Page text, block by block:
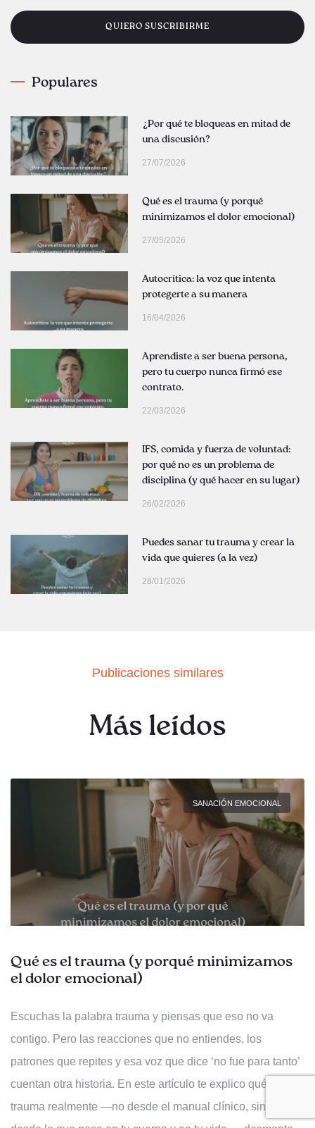
QUIERO SUSCRIBIRME
Populares
¿Por qué te bloqueas en mitad de
una discusión?
27/07/2026
Qué es el trauma (y porqué
minimizamos el dolor emocional)
27/05/2026
Autocrítica: la voz que intenta
protegerte a su manera
16/04/2026
Aprendiste a ser buena persona,
pero tu cuerpo nunca firmó ese
contrato.
22/03/2026
IFS, comida y fuerza de voluntad:
por qué no es un problema de
disciplina (y qué hacer en su lugar)
26/02/2026
Puedes sanar tu trauma y crear la
vida que quieres (a la vez)
28/01/2026
Publicaciones similares
Más leídos
SANACIÓN EMOCIONAL
Qué es el trauma (y porqué minimizamos
el dolor emocional)
Escuchas la palabra trauma y piensas que eso no va
contigo. Pero las reacciones que no entiendes, los
patrones que repites y esa voz que dice ‘no fue para tanto’
cuentan otra historia. En este artículo te explico qué es el
trauma realmente —no desde el manual clínico, sino